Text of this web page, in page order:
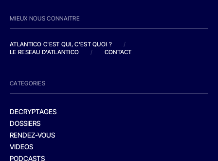
MIEUX NOUS CONNAITRE
ATLANTICO C'EST QUI, C'EST QUOI ?
/
LE RESEAU D'ATLANTICO
/ CONTACT
CATEGORIES
DECRYPTAGES
DOSSIERS
RENDEZ-VOUS
VIDEOS
PODCASTS